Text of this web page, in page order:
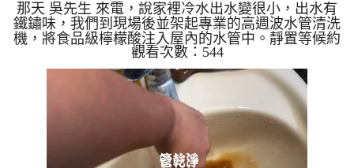
平鎮 平東路 水管清洗
那天 吳先生 來電，說家裡冷水出水變很小，出水有
鐵鏽味，我們到現場後並架起專業的高週波水管清洗
機，將食品級檸檬酸注入屋內的水管中。靜置等候約
15分鐘後，利用水管清洗機啟動水槌模式進行脈衝清
洗。 當機器開始運作，眼前的景象讓人震撼：一開
始，水龍頭便噴出濃稠的深棕色銹水；緊接著，水質
忽然轉變為深綠色的髒水，看起來就像是一杯濃郁的
蔬果汁。專業團隊兩個多小時的細心反覆清洗，水質
終於回復清澈，且冷水的出水量也完全恢復正常，順
暢如新。 從水管清洗的顏色，看懂您的居家水質與
管垢秘密 許多人好...
觀看次數：544